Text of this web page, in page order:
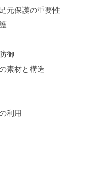
元保護の重要性
御
素材と構造
利用